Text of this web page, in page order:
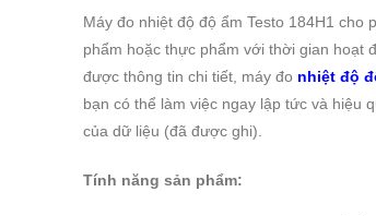
Máy đo nhiệt độ độ ẩm Testo 184H1
phẩm hoặc thực phẩm với thời gian hoạt
được thông tin chi tiết, máy đo nhiệt độ
bạn có thể làm việc ngay lập tức và hiệu
của dữ liệu (đã được ghi).
Tính năng sản phẩm: